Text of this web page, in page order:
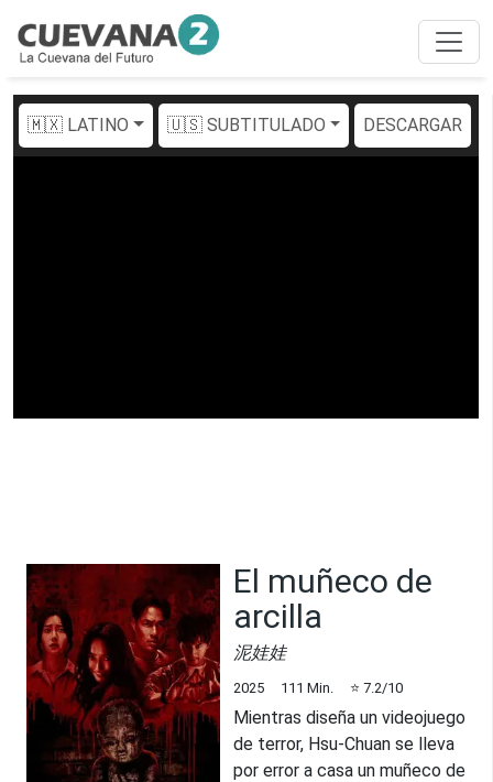
🇲🇽 LATINO 🇺🇸 SUBTITULADO DESCARGAR
El muñeco de
arcilla
泥娃娃
2025 111 Min. ⭐ 7.2/10
Mientras diseña un videojuego
de terror, Hsu-Chuan se lleva
por error a casa un muñeco de